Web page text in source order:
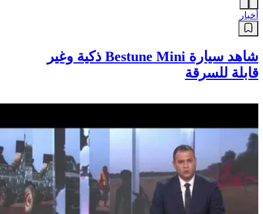
أخبار
شاهد سيارة Bestune Mini ذكية وغير
قابلة للسرقة